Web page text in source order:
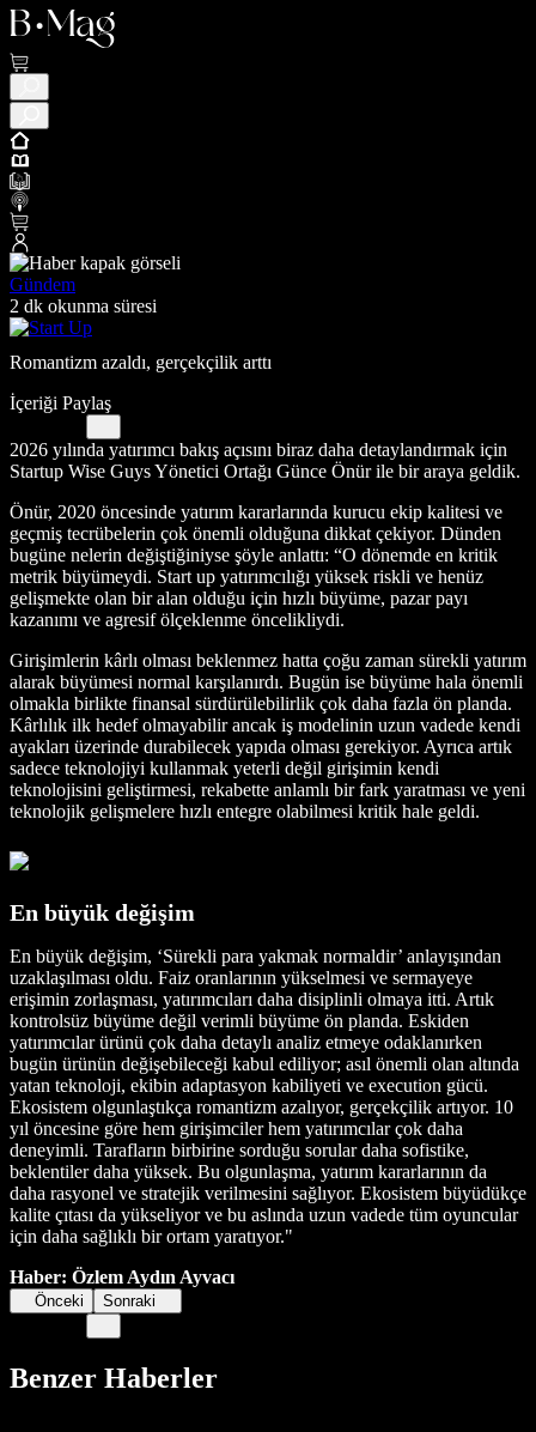
Gündem
2 dk okunma süresi
Romantizm azaldı, gerçekçilik arttı
İçeriği Paylaş
2026 yılında yatırımcı bakış açısını biraz daha detaylandırmak için
Startup Wise Guys Yönetici Ortağı Günce Önür ile bir araya geldik.
Önür, 2020 öncesinde yatırım kararlarında kurucu ekip kalitesi ve
geçmiş tecrübelerin çok önemli olduğuna dikkat çekiyor. Dünden
bugüne nelerin değiştiğiniyse şöyle anlattı: “O dönemde en kritik
metrik büyümeydi. Start up yatırımcılığı yüksek riskli ve henüz
gelişmekte olan bir alan olduğu için hızlı büyüme, pazar payı
kazanımı ve agresif ölçeklenme öncelikliydi.
Girişimlerin kârlı olması beklenmez hatta çoğu zaman sürekli yatırım
alarak büyümesi normal karşılanırdı. Bugün ise büyüme hala önemli
olmakla birlikte finansal sürdürülebilirlik çok daha fazla ön planda.
Kârlılık ilk hedef olmayabilir ancak iş modelinin uzun vadede kendi
ayakları üzerinde durabilecek yapıda olması gerekiyor. Ayrıca artık
sadece teknolojiyi kullanmak yeterli değil girişimin kendi
teknolojisini geliştirmesi, rekabette anlamlı bir fark yaratması ve yeni
teknolojik gelişmelere hızlı entegre olabilmesi kritik hale geldi.
En büyük değişim
En büyük değişim, ‘Sürekli para yakmak normaldir’ anlayışından
uzaklaşılması oldu. Faiz oranlarının yükselmesi ve sermayeye
erişimin zorlaşması, yatırımcıları daha disiplinli olmaya itti. Artık
kontrolsüz büyüme değil verimli büyüme ön planda. Eskiden
yatırımcılar ürünü çok daha detaylı analiz etmeye odaklanırken
bugün ürünün değişebileceği kabul ediliyor; asıl önemli olan altında
yatan teknoloji, ekibin adaptasyon kabiliyeti ve execution gücü.
Ekosistem olgunlaştıkça romantizm azalıyor, gerçekçilik artıyor. 10
yıl öncesine göre hem girişimciler hem yatırımcılar çok daha
deneyimli. Tarafların birbirine sorduğu sorular daha sofistike,
beklentiler daha yüksek. Bu olgunlaşma, yatırım kararlarının da
daha rasyonel ve stratejik verilmesini sağlıyor. Ekosistem büyüdükçe
kalite çıtası da yükseliyor ve bu aslında uzun vadede tüm oyuncular
için daha sağlıklı bir ortam yaratıyor."
Haber: Özlem Aydın Ayvacı
Önceki Sonraki
Benzer Haberler